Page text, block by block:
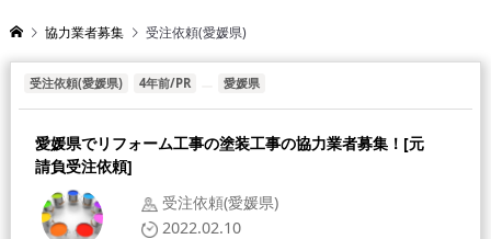
協力業者募集 受注依頼(愛媛県)
受注依頼(愛媛県) 4年前/PR 愛媛県
愛媛県でリフォーム工事の塗装工事の協力業者募集！[元
請負受注依頼]
受注依頼(愛媛県)
2022.02.10